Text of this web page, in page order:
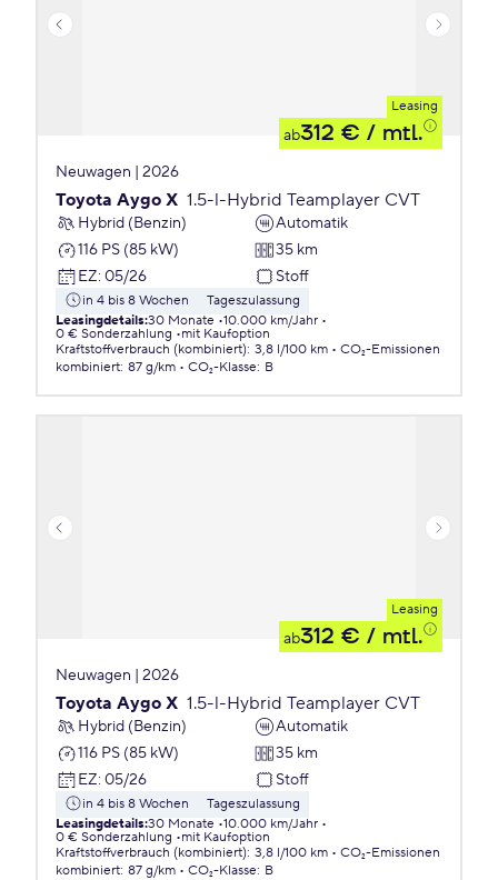
Leasing
ab312 € / mtl.
Neuwagen | 2026
Toyota Aygo X 1.5-l-Hybrid Teamplayer CVT
Hybrid (Benzin)
Automatik
116 PS (85 kW)
35 km
EZ: 05/26 Stoff
in 4 bis 8 Wochen
Tageszulassung
Leasingdetails:30 Monate 10.000 km/Jahr
0 € Sonderzahlung
mit Kaufoption
Kraftstoffverbrauch (kombiniert): 3,8 l/100 km
CO₂-Emissionen
kombiniert: 87 g/km CO₂-Klasse: B
Leasing
ab312 € / mtl.
Neuwagen | 2026
Toyota Aygo X 1.5-l-Hybrid Teamplayer CVT
Hybrid (Benzin)
Automatik
116 PS (85 kW)
35 km
EZ: 05/26 Stoff
in 4 bis 8 Wochen
Tageszulassung
Leasingdetails:30 Monate 10.000 km/Jahr
0 € Sonderzahlung
mit Kaufoption
Kraftstoffverbrauch (kombiniert): 3,8 l/100 km
CO₂-Emissionen
kombiniert: 87 g/km CO₂-Klasse: B